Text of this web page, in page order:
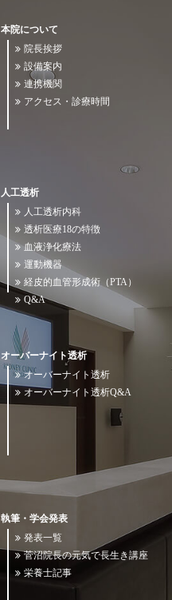
本院について
院長挨拶
設備案内
連携機関
アクセス・診療時間
人工透析
人工透析内科
透析医療18の特徴
血液浄化療法
運動機器
経皮的血管形成術（PTA）
Q&A
オーバーナイト透析
オーバーナイト透析
オーバーナイト透析Q&A
執筆・学会発表
発表一覧
菅沼院長の元気で長生き講座
栄養士記事